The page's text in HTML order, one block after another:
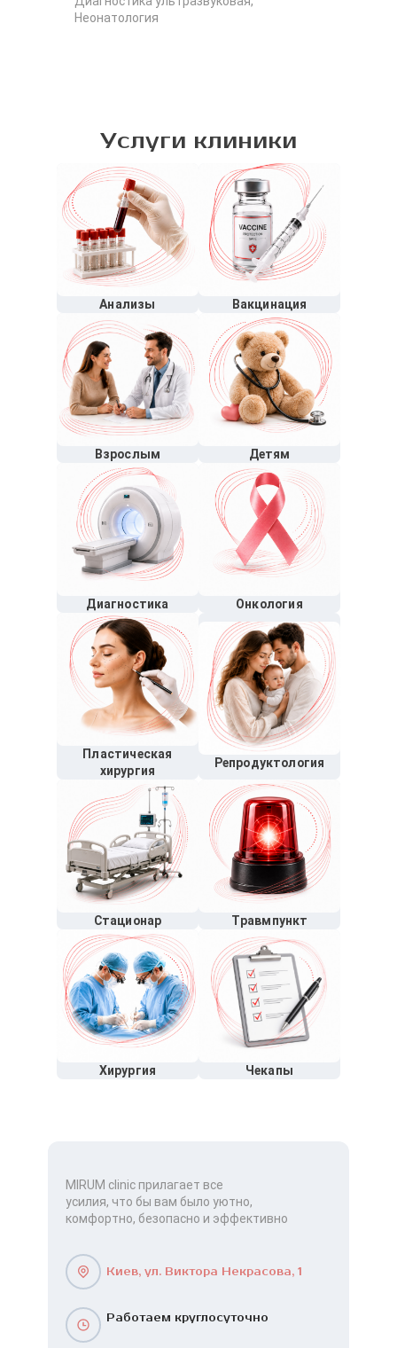
Неонатология
Услуги клиники
Анализы Вакцинация
Взрослым Детям
Диагностика Онкология
Пластическая
хирургия
Репродуктология
Стационар Травмпункт
Хирургия Чекапы
MIRUM clinic прилагает все
усилия, что бы вам было уютно,
комфортно, безопасно и эффективно
Киев, ул. Виктора Некрасова, 1
Работаем круглосуточно